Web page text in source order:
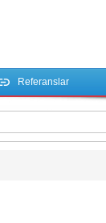
Referanslar